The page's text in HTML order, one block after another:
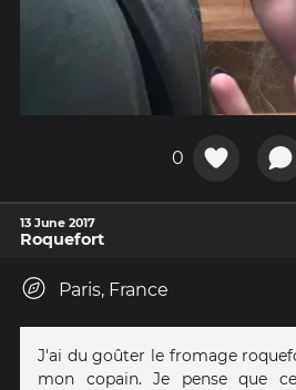
0
13 June 2017
Roquefort
Paris, France
J'ai du goûter le fromage
mon copain. Je pense que